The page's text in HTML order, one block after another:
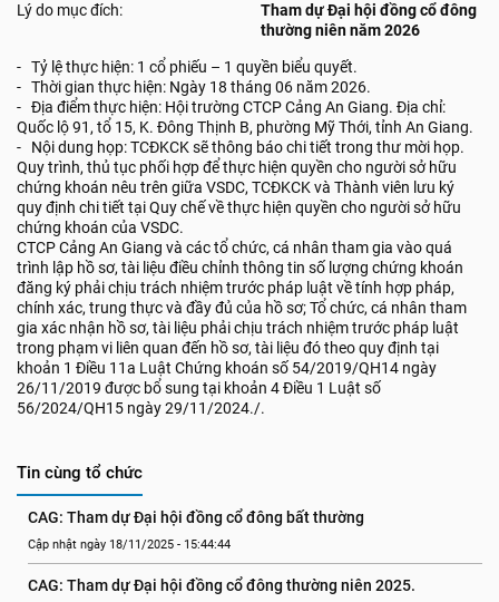
Lý do mục đích:
Tham dự Đại hội đồng cổ đông
thường niên năm 2026
- Tỷ lệ thực hiện: 1 cổ phiếu – 1 quyền biểu quyết.
- Thời gian thực hiện: Ngày 18 tháng 06 năm 2026.
- Địa điểm thực hiện: Hội trường CTCP Cảng An Giang. Địa chỉ:
Quốc lộ 91, tổ 15, K. Đông Thịnh B, phường Mỹ Thới, tỉnh An Giang.
- Nội dung họp: TCĐKCK sẽ thông báo chi tiết trong thư mời họp.
Quy trình, thủ tục phối hợp để thực hiện quyền cho người sở hữu
chứng khoán nêu trên giữa VSDC, TCĐKCK và Thành viên lưu ký
quy định chi tiết tại Quy chế về thực hiện quyền cho người sở hữu
chứng khoán của VSDC.
CTCP Cảng An Giang và các tổ chức, cá nhân tham gia vào quá
trình lập hồ sơ, tài liệu điều chỉnh thông tin số lượng chứng khoán
đăng ký phải chịu trách nhiệm trước pháp luật về tính hợp pháp,
chính xác, trung thực và đầy đủ của hồ sơ; Tổ chức, cá nhân tham
gia xác nhận hồ sơ, tài liệu phải chịu trách nhiệm trước pháp luật
trong phạm vi liên quan đến hồ sơ, tài liệu đó theo quy định tại
khoản 1 Điều 11a Luật Chứng khoán số 54/2019/QH14 ngày
26/11/2019 được bổ sung tại khoản 4 Điều 1 Luật số
56/2024/QH15 ngày 29/11/2024./.
Tin cùng tổ chức
CAG: Tham dự Đại hội đồng cổ đông bất thường
Cập nhật ngày 18/11/2025 - 15:44:44
CAG: Tham dự Đại hội đồng cổ đông thường niên 2025.